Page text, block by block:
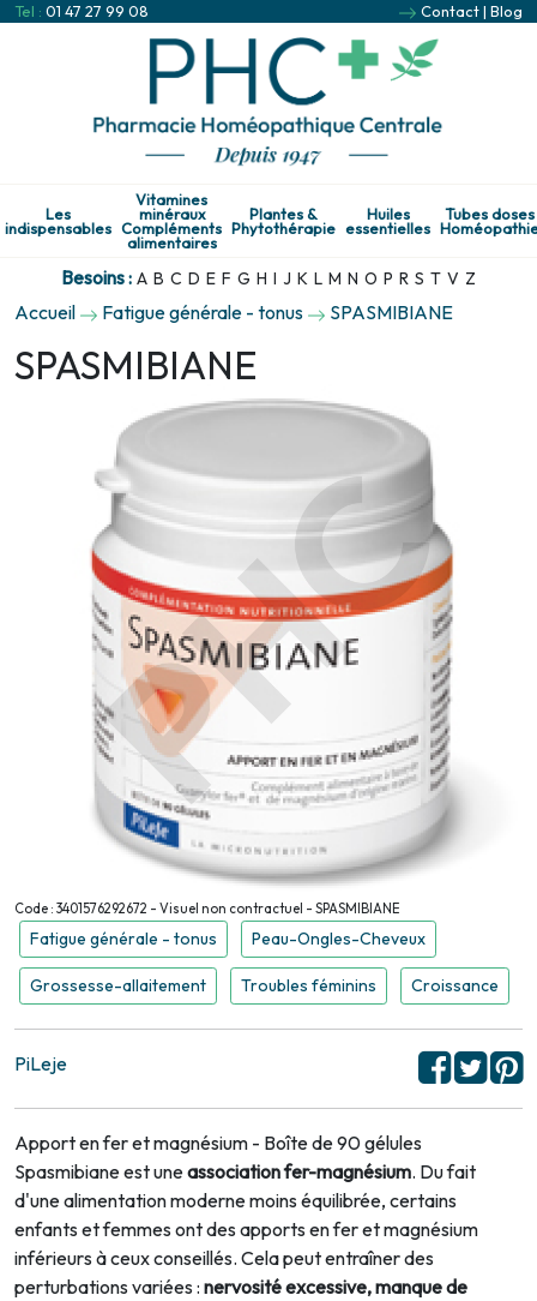
Tel : 01 47 27 99 08 Contact| Blog
Les
indispensables
Vitamines
minéraux
Compléments
alimentaires
Plantes &
Phytothérapie
Huiles
essentielles
Tubes doses
Besoins : A B C D E F G H I J K L M N O P R S T V Z
Accueil Fatigue générale - tonus SPASMIBIANE
SPASMIBIANE
Code : 3401576292672 - Visuel non contractuel - SPASMIBIANE
Fatigue générale - tonus Peau-Ongles-Cheveux
Grossesse-allaitement Troubles féminins Croissance
PiLeje
Apport en fer et magnésium - Boîte de 90 gélules
Spasmibiane est uneassociation fer-magnésium. Du fait
d'une alimentation moderne moins équilibrée, certains
enfants et femmes ont des apports en fer et magnésium
inférieurs à ceux conseillés. Cela peut entraîner des
perturbations variées : nervosité excessive, manque de